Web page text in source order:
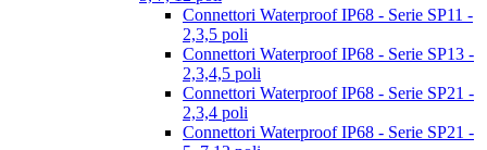
Connettori Waterproof IP68 - Serie SP11 -
2,3,5 poli
Connettori Waterproof IP68 - Serie SP13 -
2,3,4,5 poli
Connettori Waterproof IP68 - Serie SP21 -
2,3,4 poli
Connettori Waterproof IP68 - Serie SP21 -